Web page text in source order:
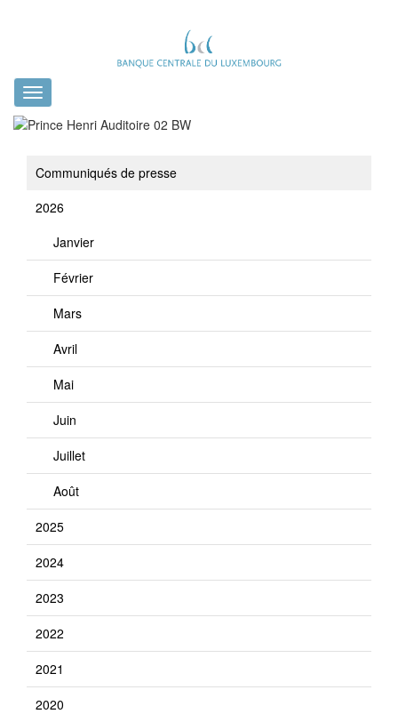
Toggle
navigation
Communiqués de presse
2026
Janvier
Février
Mars
Avril
Mai
Juin
Juillet
Août
2025
2024
2023
2022
2021
2020